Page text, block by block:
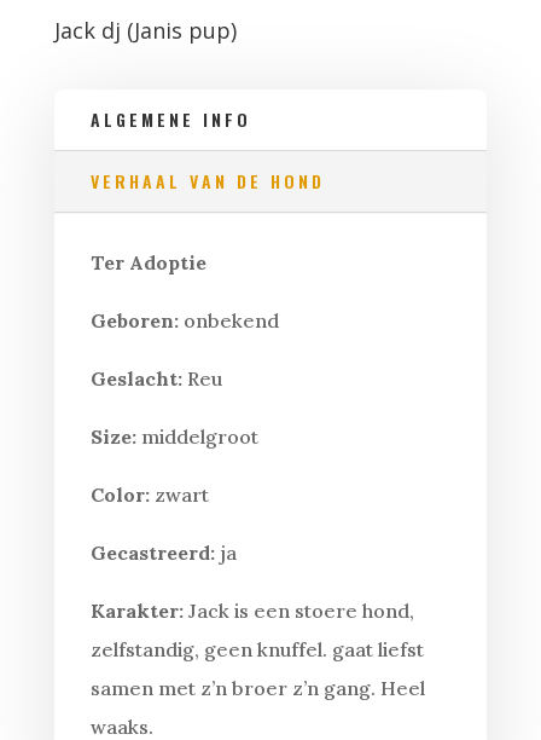
Jack dj (Janis pup)
ALGEMENE INFO
VERHAAL VAN DE HOND
Ter Adoptie
Geboren:onbekend
Geslacht:Reu
Size:middelgroot
Color:zwart
Gecastreerd:ja
Karakter:Jack is een stoere hond,
zelfstandig, geen knuffel. gaat liefst
samen met z’n broer z’n gang. Heel
waaks.